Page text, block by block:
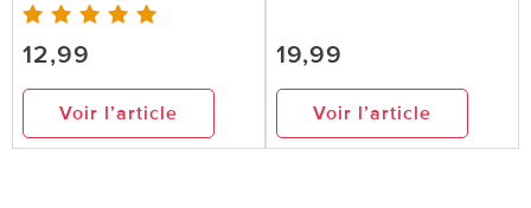
12,99
Voir l’article
19,99
Voir l’article